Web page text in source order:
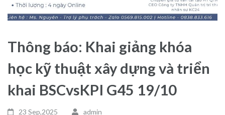
Thông báo: Khai giảng khóa
học kỹ thuật xây dựng và triển
khai BSCvsKPI G45 19/10
23 Sep,2025 admin